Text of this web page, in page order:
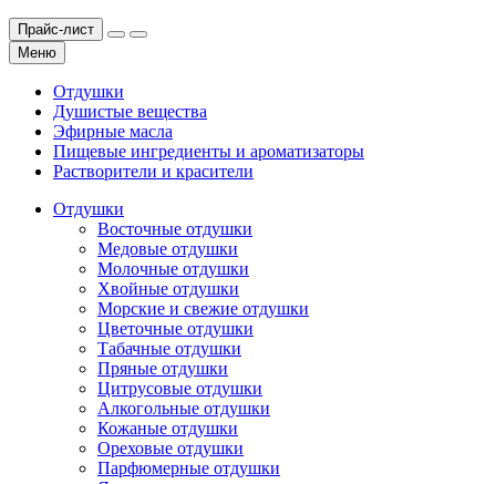
Прайс-лист
Меню
Отдушки
Душистые вещества
Эфирные масла
Пищевые ингредиенты и ароматизаторы
Растворители и красители
Отдушки
Восточные отдушки
Медовые отдушки
Молочные отдушки
Хвойные отдушки
Морские и свежие отдушки
Цветочные отдушки
Табачные отдушки
Пряные отдушки
Цитрусовые отдушки
Алкогольные отдушки
Кожаные отдушки
Ореховые отдушки
Парфюмерные отдушки